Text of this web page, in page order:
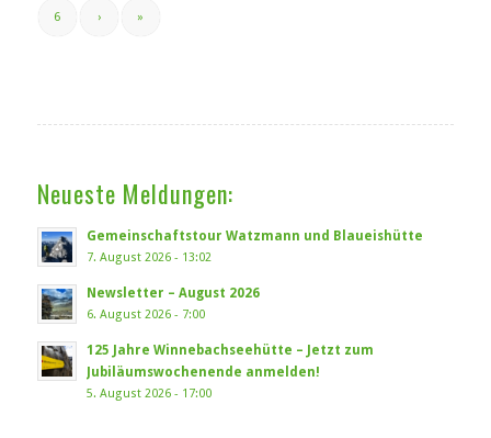
6 › »
Neueste Meldungen:
Gemeinschaftstour Watzmann und Blaueishütte
7. August 2026 - 13:02
Newsletter – August 2026
6. August 2026 - 7:00
125 Jahre Winnebachseehütte – Jetzt zum
Jubiläumswochenende anmelden!
5. August 2026 - 17:00